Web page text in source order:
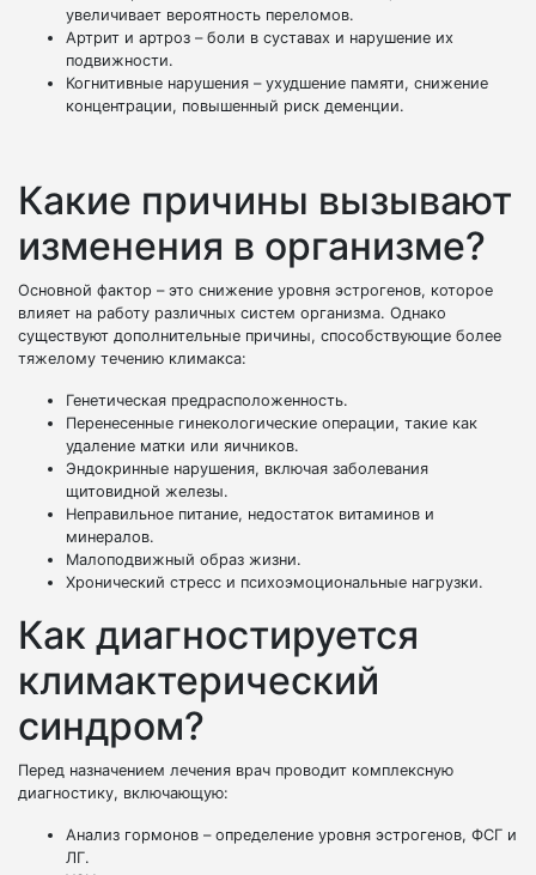
увеличивает вероятность переломов.
Артрит и артроз – боли в суставах и нарушение их
подвижности.
Когнитивные нарушения – ухудшение памяти, снижение
концентрации, повышенный риск деменции.
Какие причины вызывают
изменения в организме?
Основной фактор – это снижение уровня эстрогенов, которое
влияет на работу различных систем организма. Однако
существуют дополнительные причины, способствующие более
тяжелому течению климакса:
Генетическая предрасположенность.
Перенесенные гинекологические операции, такие как
удаление матки или яичников.
Эндокринные нарушения, включая заболевания
щитовидной железы.
Неправильное питание, недостаток витаминов и
минералов.
Малоподвижный образ жизни.
Хронический стресс и психоэмоциональные нагрузки.
Как диагностируется
климактерический
синдром?
Перед назначением лечения врач проводит комплексную
диагностику, включающую:
Анализ гормонов – определение уровня эстрогенов, ФСГ и
ЛГ.